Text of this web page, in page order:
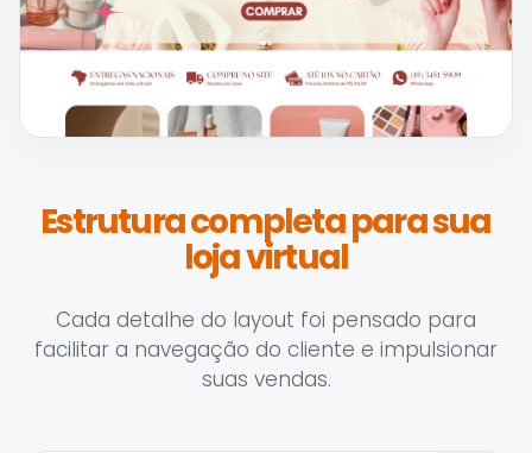
Estrutura completa para sua
loja virtual
Cada detalhe do layout foi pensado para
facilitar a navegação do cliente e impulsionar
suas vendas.